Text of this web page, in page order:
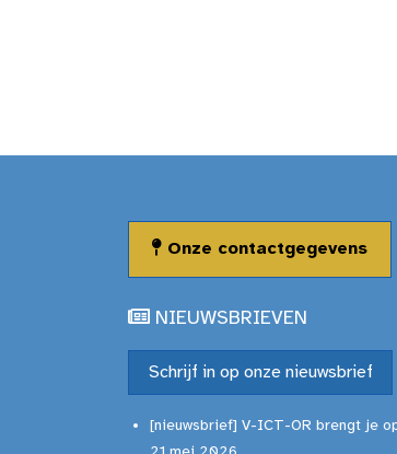
Onze contactgegevens
NIEUWSBRIEVEN
Schrijf in op onze nieuwsbrief
[nieuwsbrief] V-ICT-OR brengt je